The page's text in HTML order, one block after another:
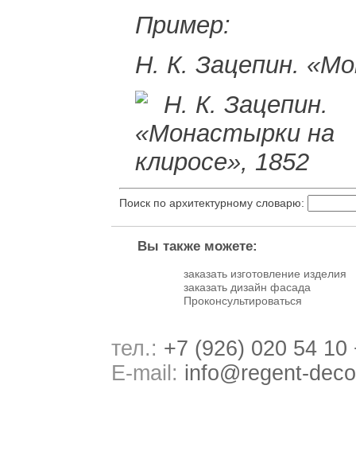
Пример:
Н. К. Зацепин.
Поиск по архитектурному словарю:
Вы также можете:
заказать изготовление изделия
заказать дизайн фасада
Проконсультироваться
тел.: +7 (926) 020 54 10
E-mail: info@regent-